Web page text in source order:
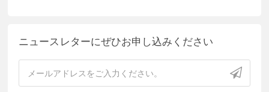
ニュースレターにぜひお申し込みください